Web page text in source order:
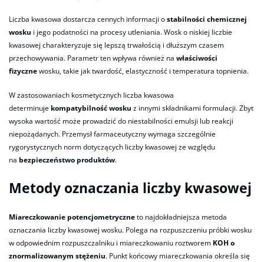
Liczba kwasowa dostarcza cennych informacji ostabilności chemicznej
wosku i jego podatności na procesy utleniania. Wosk o niskiej liczbie
kwasowej charakteryzuje się lepszą trwałością i dłuższym czasem
przechowywania. Parametr ten wpływa również na właściwości
fizycznewosku, takie jak twardość, elastyczność i temperatura topnienia.
W zastosowaniach kosmetycznych liczba kwasowa
determinuje kompatybilność wosku z innymi składnikami formulacji. Zbyt
wysoka wartość może prowadzić do niestabilności emulsji lub reakcji
niepożądanych. Przemysł farmaceutyczny wymaga szczególnie
rygorystycznych norm dotyczących liczby kwasowej ze względu
na bezpieczeństwo produktów.
Metody oznaczania liczby kwasowej
Miareczkowanie potencjometryczneto najdokładniejsza metoda
oznaczania liczby kwasowej wosku. Polega na rozpuszczeniu próbki wosku
w odpowiednim rozpuszczalniku i miareczkowaniu roztworem KOH o
znormalizowanym stężeniu. Punkt końcowy miareczkowania określa się